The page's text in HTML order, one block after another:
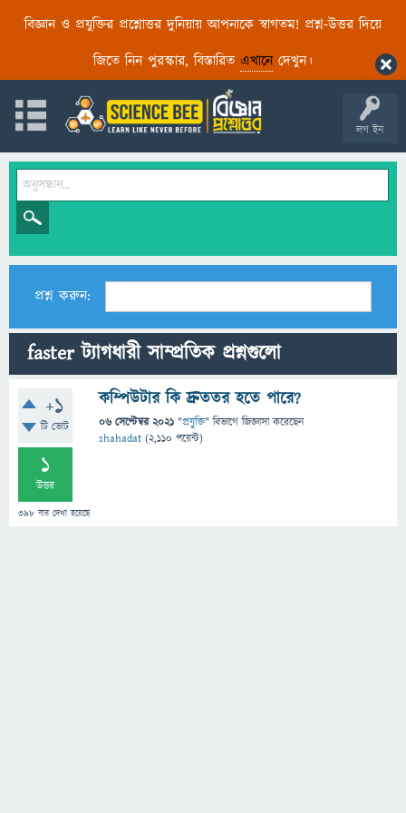
বিজ্ঞান ও প্রযুক্তির প্রশ্নোত্তর দুনিয়ায় আপনাকে স্বাগতম! প্রশ্ন-উত্তর দিয়ে
জিতে নিন পুরস্কার, বিস্তারিত এখানেদেখুন।
লগ ইন
প্রশ্ন করুন:
faster ট্যাগধারী সাম্প্রতিক প্রশ্নগুলো
+1
টি ভোট
1
উত্তর
398 বার দেখা হয়েছে
কম্পিউটার কি দ্রুততর হতে পারে?
06 সেপ্টেম্বর 2021 "প্রযুক্তি" বিভাগে জিজ্ঞাসাকরেছেন
shahadat (2,110 পয়েন্ট)